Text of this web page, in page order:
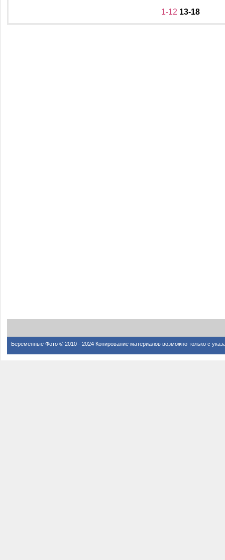
1-12 13-18
Беременные Фото © 2010 - 2024 Копирование материалов возможно только с